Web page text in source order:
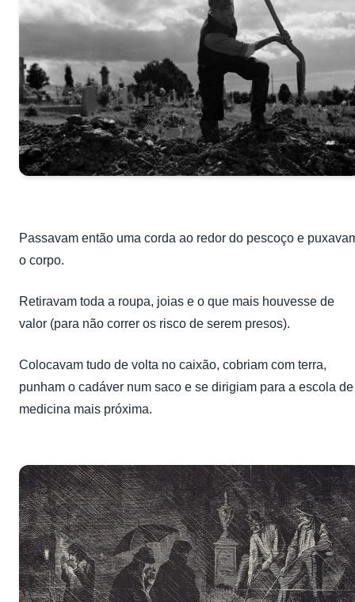
Passavam então uma corda ao redor do pescoço e
o corpo.
Retiravam toda a roupa, joias e o que mais houvesse de
valor (para não correr os risco de serem presos).
Colocavam tudo de volta no caixão, cobriam com terra,
punham o cadáver num saco e se dirigiam para a escola de
medicina mais próxima.